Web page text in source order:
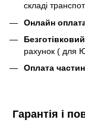
складі
Онлайн
рахунок ( для
Оплата
Гарантія і